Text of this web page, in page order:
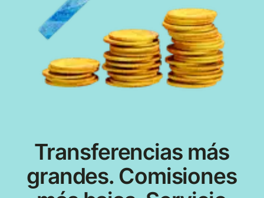
Transferencias más
grandes. Comisiones